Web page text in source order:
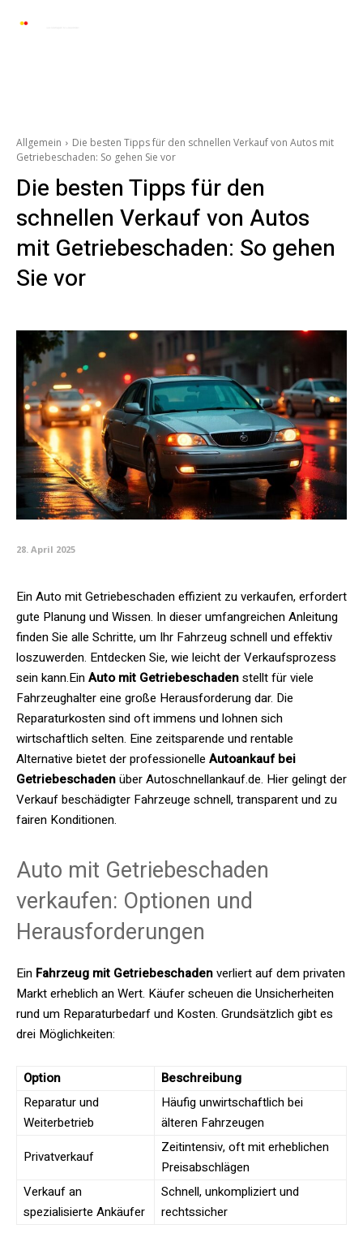
Allgemein
Die besten Tipps für den schnellen Verkauf von Autos mit
Getriebeschaden: So gehen Sie vor
Die besten Tipps für den
schnellen Verkauf von Autos
mit Getriebeschaden: So gehen
Sie vor
28. April 2025
Ein Auto mit Getriebeschaden effizient zu verkaufen, erfordert
gute Planung und Wissen. In dieser umfangreichen Anleitung
finden Sie alle Schritte, um Ihr Fahrzeug schnell und effektiv
loszuwerden. Entdecken Sie, wie leicht der Verkaufsprozess
sein kann.EinAuto mit Getriebeschadenstellt für viele
Fahrzeughalter eine große Herausforderung dar. Die
Reparaturkosten sind oft immens und lohnen sich
wirtschaftlich selten. Eine zeitsparende und rentable
Alternative bietet der professionelle Autoankauf bei
Getriebeschadenüber Autoschnellankauf.de. Hier gelingt der
Verkauf beschädigter Fahrzeuge schnell, transparent und zu
fairen Konditionen.
Auto mit Getriebeschaden
verkaufen: Optionen und
Herausforderungen
Ein Fahrzeug mit Getriebeschadenverliert auf dem privaten
Markt erheblich an Wert. Käufer scheuen die Unsicherheiten
rund um Reparaturbedarf und Kosten. Grundsätzlich gibt es
drei Möglichkeiten:
Option
Beschreibung
Reparatur und
Weiterbetrieb
Häufig unwirtschaftlich bei
älteren Fahrzeugen
Privatverkauf
Zeitintensiv, oft mit erheblichen
Preisabschlägen
Verkauf an
spezialisierte Ankäufer
Schnell, unkompliziert und
rechtssicher